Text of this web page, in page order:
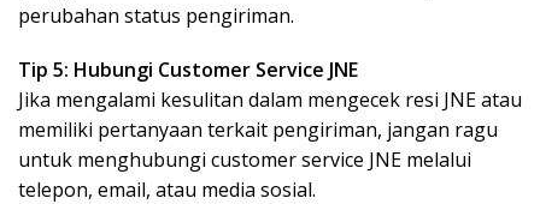
perubahan status pengiriman.
Tip 5: Hubungi Customer Service JNE
Jika mengalami kesulitan dalam mengecek resi JNE atau
memiliki pertanyaan terkait pengiriman, jangan ragu
untuk menghubungi customer service JNE melalui
telepon, email, atau media sosial.